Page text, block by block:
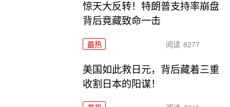
惊天大反转！特朗普支持率崩盘
背后竟藏致命一击
最热 阅读 8277
美国如此救日元，背后藏着三重
收割日本的阳谋！